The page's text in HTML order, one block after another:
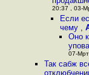
20:37 , 03-
Если
чему ,
Оно
07-
Так сабж